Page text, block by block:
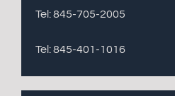
Tel: 845-705-2005
Tel: 845-401-1016